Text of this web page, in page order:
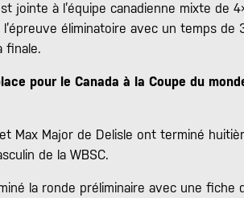
jointe à l’équipe canadienne mixte de
l’épreuve éliminatoire avec un temps de
finale.
pour le Canada à la Coupe du
Max Major de Delisle ont terminé
de la WBSC.
la ronde préliminaire avec une fiche